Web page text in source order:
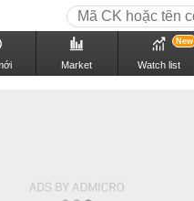
Market Watch list
New